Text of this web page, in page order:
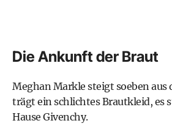
Die Ankunft der Braut
Meghan Markle steigt soeben aus
trägt ein schlichtes Brautkleid, es
Hause Givenchy.